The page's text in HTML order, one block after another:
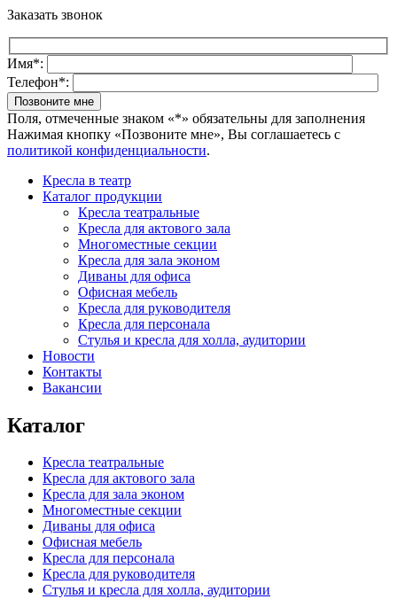
Заказать звонок
Имя*:
Телефон*:
Поля, отмеченные знаком «*» обязательны для заполнения
Нажимая кнопку «Позвоните мне», Вы соглашаетесь с
политикой конфиденциальности.
Кресла в театр
Каталог продукции
Кресла театральные
Кресла для актового зала
Многоместные секции
Кресла для зала эконом
Диваны для офиса
Офисная мебель
Кресла для руководителя
Кресла для персонала
Стулья и кресла для холла, аудитории
Новости
Контакты
Вакансии
Каталог
Кресла театральные
Кресла для актового зала
Кресла для зала эконом
Многоместные секции
Диваны для офиса
Офисная мебель
Кресла для персонала
Кресла для руководителя
Стулья и кресла для холла, аудитории